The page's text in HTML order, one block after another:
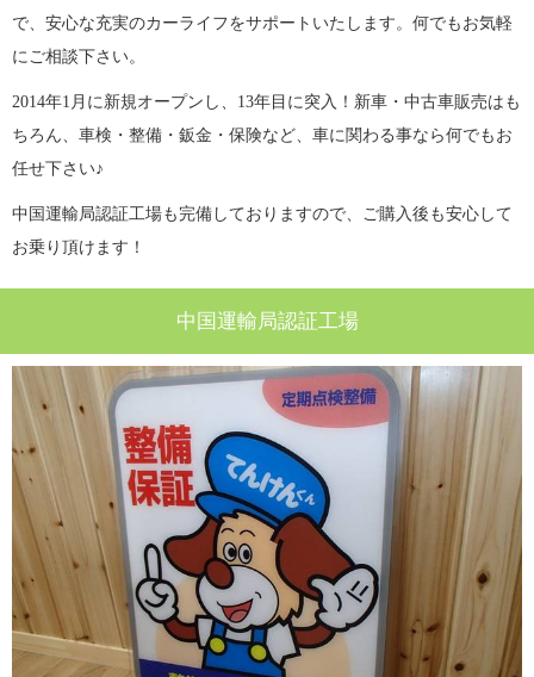
で、安心な充実のカーライフをサポートいたします。何でもお気軽
にご相談下さい。
2014年1月に新規オープンし、13年目に突入！新車・中古車販売はも
ちろん、車検・整備・鈑金・保険など、車に関わる事なら何でもお
任せ下さい♪
中国運輸局認証工場も完備しておりますので、ご購入後も安心して
お乗り頂けます！
中国運輸局認証工場